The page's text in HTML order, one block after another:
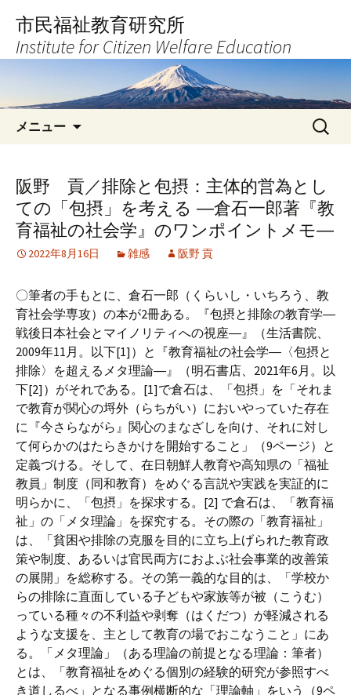
へ
キ
市民福祉教育研究所
Institute for Citizen Welfare Education
メニュー
検
索:
阪野 貢／排除と包摂：主体的営為とし
ての「包摂」を考える ―倉石一郎著『教
育福祉の社会学』のワンポイントメモ―
2022年8月16日 雑感 阪野 貢
〇筆者の手もとに、倉石一郎（くらいし・いちろう、教
育社会学専攻）の本が2冊ある。『包摂と排除の教育学―
戦後日本社会とマイノリティへの視座―』（生活書院、
2009年11月。以下[1]）と『教育福祉の社会学―〈包摂と
排除〉を超えるメタ理論―』（明石書店、2021年6月。以
下[2]）がそれである。[1]で倉石は、「包摂」を「それま
で教育が関心の埒外（らちがい）においやっていた存在
に『今さらながら』関心のまなざしを向け、それに対し
て何らかのはたらきかけを開始すること」（9ページ）と
定義づける。そして、在日朝鮮人教育や高知県の「福祉
教員」制度（同和教育）をめぐる言説や実践を実証的に
明らかに、「包摂」を探求する。[2] で倉石は、「教育福
祉」の「メタ理論」を探究する。その際の「教育福祉」
は、「貧困や排除の克服を目的に立ち上げられた教育政
策や制度、あるいは官民両方におよぶ社会事業的改善策
の展開」を総称する。その第一義的な目的は、「学校か
らの排除に直面している子どもや家族等が被（こうむ）
っている種々の不利益や剥奪（はくだつ）が軽減される
ような支援を、主として教育の場でおこなうこと」にあ
る。「メタ理論」（ある理論の前提となる理論：筆者）
とは、「教育福祉をめぐる個別の経験的研究が参照すべ
き道しるべ」となる事例横断的な「理論軸」をいう（9ペ